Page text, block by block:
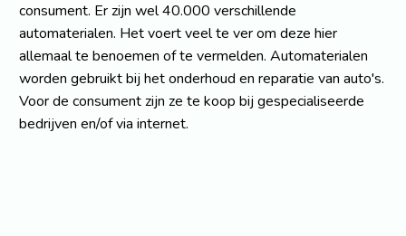
consument. Er zijn wel 40.000 verschillende
automaterialen. Het voert veel te ver om deze hier
allemaal te benoemen of te vermelden. Automaterialen
worden gebruikt bij het onderhoud en reparatie van auto's.
Voor de consument zijn ze te koop bij gespecialiseerde
bedrijven en/of via internet.